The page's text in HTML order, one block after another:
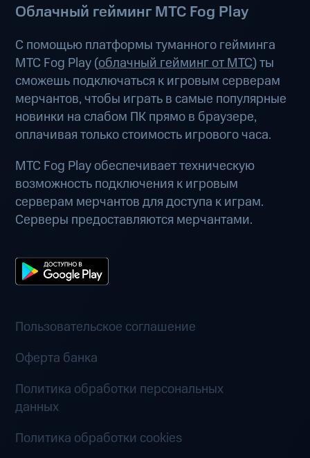
Облачный гейминг МТС Fog Play
С помощью платформы туманного гейминга
МТС Fog Play (облачный гейминг от МТС) ты
сможешь подключаться к игровым серверам
мерчантов, чтобы играть в самые популярные
новинки на слабом ПК прямо в браузере,
оплачивая только стоимость игрового часа.
МТС Fog Play обеспечивает техническую
возможность подключения к игровым
серверам мерчантов для доступа к играм.
Серверы предоставляются мерчантами.
Пользовательское соглашение
Оферта банка
Политика обработки персональных
данных
Политика обработки cookies